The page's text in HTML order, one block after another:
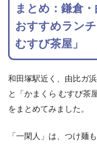
まとめ：鎌倉
おすすめラン
むすび茶屋」
和田塚駅近く、由比ガ
と「かまくら むすび茶
をまとめてみました。
「一閑人」は、つけ麺